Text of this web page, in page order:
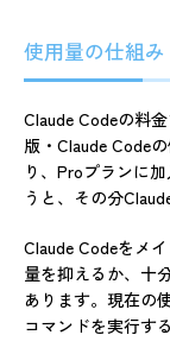
使用量の仕組
Claude Codeの料
版・Claude Code
り、Proプランに
うと、その分
Claude Codeをメ
量を抑えるか、十
あります。現在の
コマンドを実行す